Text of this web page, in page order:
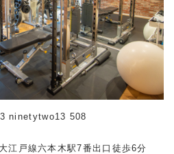
ninetytwo13 508
江戸線六本木駅7番出口徒歩6分